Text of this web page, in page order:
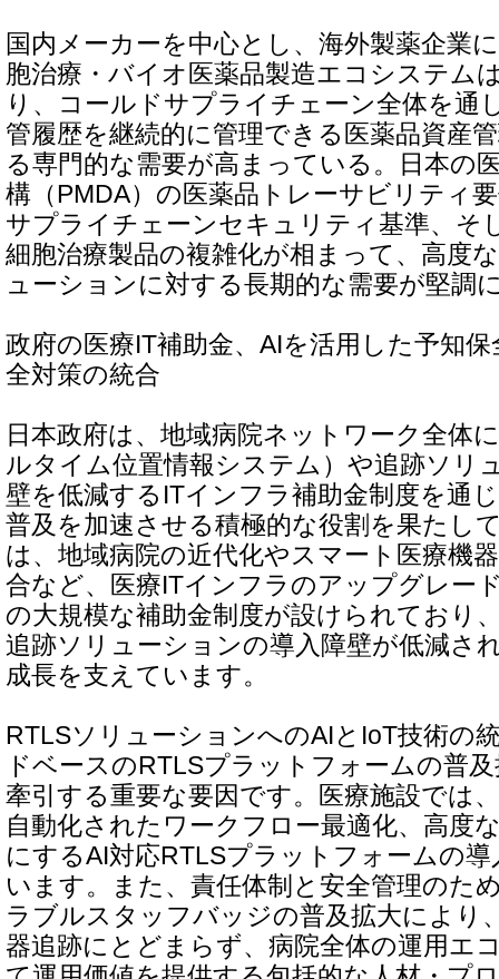
国内メーカーを中心とし、海外製薬企業
胞治療・バイオ医薬品製造エコシステム
り、コールドサプライチェーン全体を通
管履歴を継続的に管理できる医薬品資産
る専門的な需要が高まっている。日本の
構（PMDA）の医薬品トレーサビリティ
サプライチェーンセキュリティ基準、そ
細胞治療製品の複雑化が相まって、高度
ューションに対する長期的な需要が堅調
政府の医療IT補助金、AIを活用した予知
全対策の統合
日本政府は、地域病院ネットワーク全体
ルタイム位置情報システム）や追跡ソリ
壁を低減するITインフラ補助金制度を通
普及を加速させる積極的な役割を果たし
は、地域病院の近代化やスマート医療機
合など、医療ITインフラのアップグレー
の大規模な補助金制度が設けられており
追跡ソリューションの導入障壁が低減さ
成長を支えています。
RTLSソリューションへのAIとIoT技術の
ドベースのRTLSプラットフォームの普
牽引する重要な要因です。医療施設では
自動化されたワークフロー最適化、高度
にするAI対応RTLSプラットフォームの
います。また、責任体制と安全管理のた
ラブルスタッフバッジの普及拡大により
器追跡にとどまらず、病院全体の運用エ